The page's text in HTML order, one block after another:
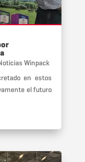
Winpack
en estos
el futuro